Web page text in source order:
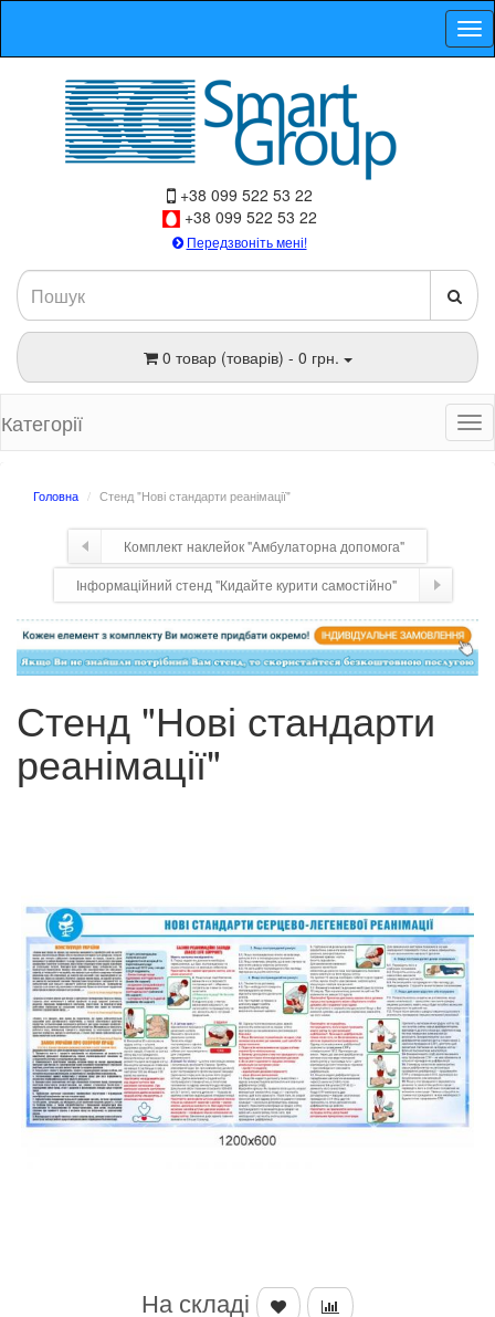
+38 099 522 53 22
+38 099 522 53 22
Передзвоніть мені!
0 товар (товарів) - 0 грн.
Категорії
Головна Стенд "Нові стандарти реанімації"
Комплект наклейок "Амбулаторна допомога"
Інформаційний стенд "Кидайте курити самостійно"
Стенд "Нові стандарти
реанімації"
На складі